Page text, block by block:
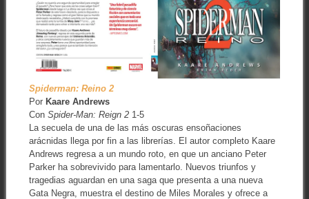
Spiderman: Reino 2
Por Kaare Andrews
Con Spider-Man: Reign 21-5
La secuela de una de las más oscuras ensoñaciones
arácnidas llega por fin a las librerías. El autor completo Kaare
Andrews regresa a un mundo roto, en que un anciano Peter
Parker ha sobrevivido para lamentarlo. Nuevos triunfos y
tragedias aguardan en una saga que presenta a una nueva
Gata Negra, muestra el destino de Miles Morales y ofrece a